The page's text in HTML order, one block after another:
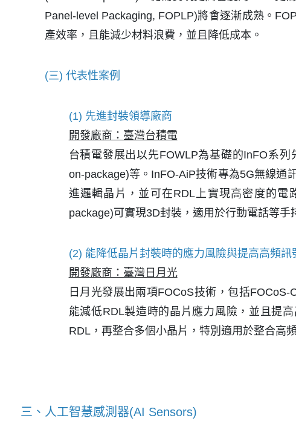
Panel-level Packaging, FOPLP)將會逐漸成熟。
產效率，且能減少材料浪費，並且降低成本。
(三) 代表性案例
(1) 先進封裝領導廠商
開發廠商：臺灣台積電
台積電發展出以先FOWLP為基礎的InFO系
on-package)等。InFO-AiP技術專為5G無線通
進邏輯晶片，並可在RDL上實現高密度的電
package)可實現3D封裝，適用於行動電話等
(2) 能降低晶片封裝時的應力風險與提高高頻
開發廠商：臺灣日月光
日月光發展出兩項FOCoS技術，包括
能減低RDL製造時的晶片應力風險，並且提
RDL，再整合多個小晶片，特別適用於整合高
三、人工智慧感測器(AI Sensors)